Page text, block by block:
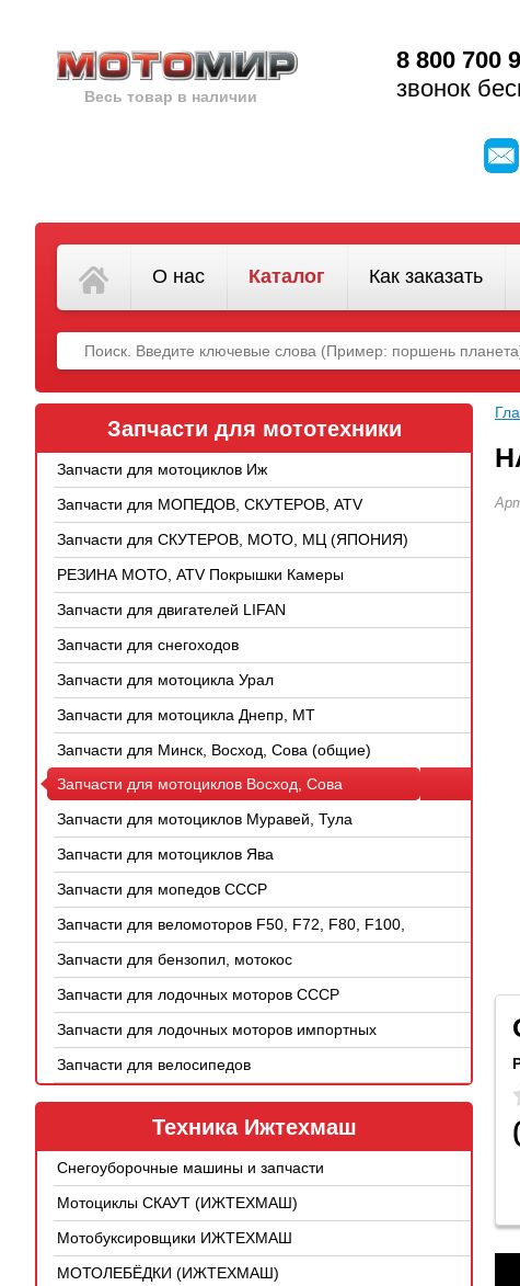
Весь товар в наличии
8 800 700
звонок
О нас Каталог Как заказать
Запчасти для мототехники
Запчасти для мотоциклов Иж
Запчасти для МОПЕДОВ, СКУТЕРОВ, ATV
(КИТАЙ)
Запчасти для СКУТЕРОВ, МОТО, МЦ (ЯПОНИЯ)
РЕЗИНА МОТО, ATV Покрышки Камеры
Запчасти для двигателей LIFAN
Запчасти для снегоходов
Запчасти для мотоцикла Урал
Запчасти для мотоцикла Днепр, МТ
Запчасти для Минск, Восход, Сова (общие)
Запчасти для мотоциклов Восход, Сова
Запчасти для мотоциклов Муравей, Тула
Запчасти для мотоциклов Ява
Запчасти для мопедов СССР
Запчасти для веломоторов F50, F72, F80, F100,
4Т
Запчасти для бензопил, мотокос
Запчасти для лодочных моторов СССР
Запчасти для лодочных моторов импортных
Запчасти для велосипедов
Техника Ижтехмаш
Снегоуборочные машины и запчасти
Мотоциклы СКАУТ (ИЖТЕХМАШ)
Мотобуксировщики ИЖТЕХМАШ
МОТОЛЕБЁДКИ (ИЖТЕХМАШ)